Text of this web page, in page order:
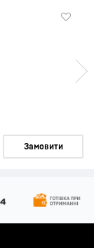
Замовити